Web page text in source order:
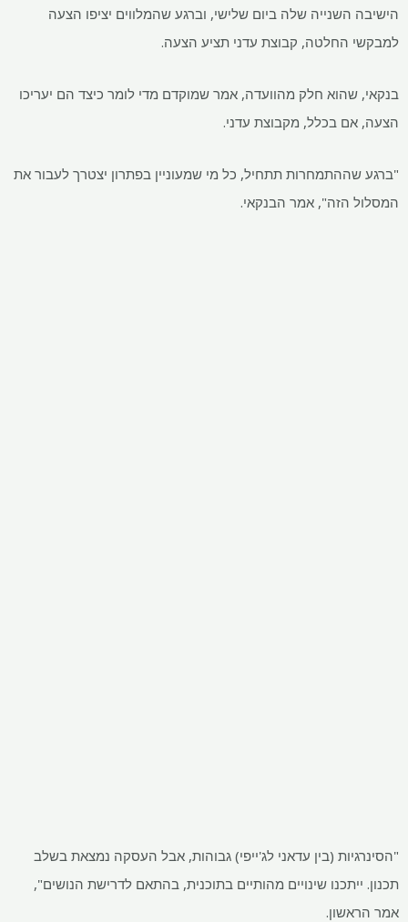
הישיבה השנייה שלה ביום שלישי, וברגע שהמלווים יציפו הצעה
למבקשי החלטה, קבוצת עדני תציע הצעה.
בנקאי, שהוא חלק מהוועדה, אמר שמוקדם מדי לומר כיצד הם יעריכו
הצעה, אם בכלל, מקבוצת עדני.
"ברגע שההתמחרות תתחיל, כל מי שמעוניין בפתרון יצטרך לעבור את
המסלול הזה", אמר הבנקאי.
"הסינרגיות (בין עדאני לג'ייפי) גבוהות, אבל העסקה נמצאת בשלב
תכנון. ייתכנו שינויים מהותיים בתוכנית, בהתאם לדרישת הנושים",
אמר הראשון.